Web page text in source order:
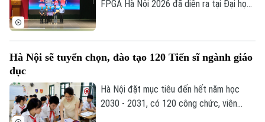
FPGA Hà Nội 2026 đã diễn ra tại Đại học
thúc đẩy tinh thần sáng tạo, nghiên cứu
nhúng trong sinh viên.
Hà Nội sẽ tuyển chọn, đào tạo 120 Tiến sĩ ngành giáo
dục
Hà Nội đặt mục tiêu đến hết năm học
2030 - 2031, có 120 công chức, viên